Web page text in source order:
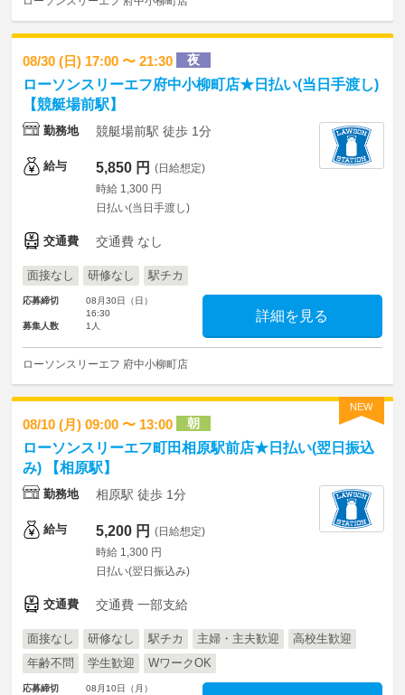
08/30 (日) 17:00 〜 21:30 夜
ローソンスリーエフ府中小柳町店★日払い(当日手渡し)
【競艇場前駅】
勤務地 競艇場前駅 徒歩 1分
給与 5,850 円 (日給想定)
時給 1,300 円
日払い(当日手渡し)
交通費 交通費 なし
面接なし 研修なし 駅チカ
応募締切
08月30日（日）
16:30
募集人数
1人
詳細を見る
ローソンスリーエフ 府中小柳町店
NEW
08/10 (月) 09:00 〜 13:00 朝
ローソンスリーエフ町田相原駅前店★日払い(翌日振込
み) 【相原駅】
勤務地 相原駅 徒歩 1分
給与 5,200 円 (日給想定)
時給 1,300 円
日払い(翌日振込み)
交通費 交通費 一部支給
面接なし 研修なし 駅チカ 主婦・主夫歓迎
高校生歓迎
年齢不問
学生歓迎 WワークOK
応募締切
08月10日（月）